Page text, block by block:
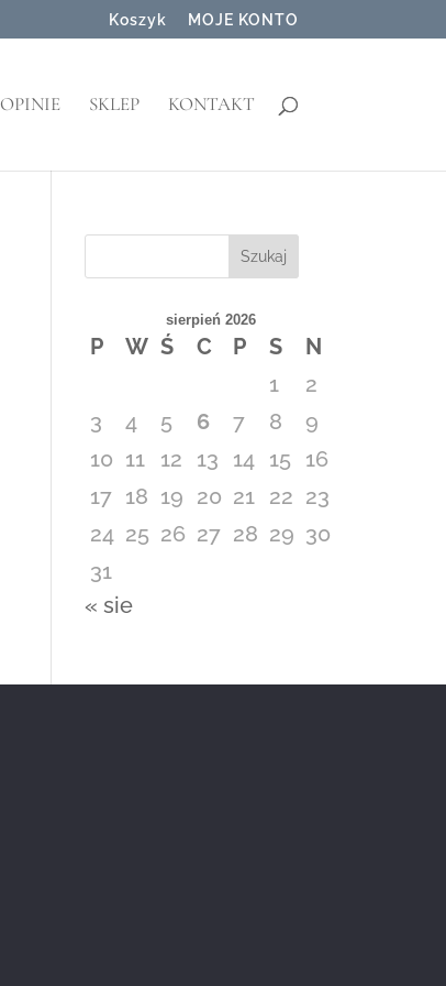
Koszyk MOJE KONTO
OPINIE SKLEP KONTAKT
Szukaj
sierpień 2026
P W Ś C P S
N
1
2
3
4 5 6 7 8
9
10 11 12 13 14 15
16
17 18 19 20 21 22 23
24 25 26 27 28 29 30
31
« sie